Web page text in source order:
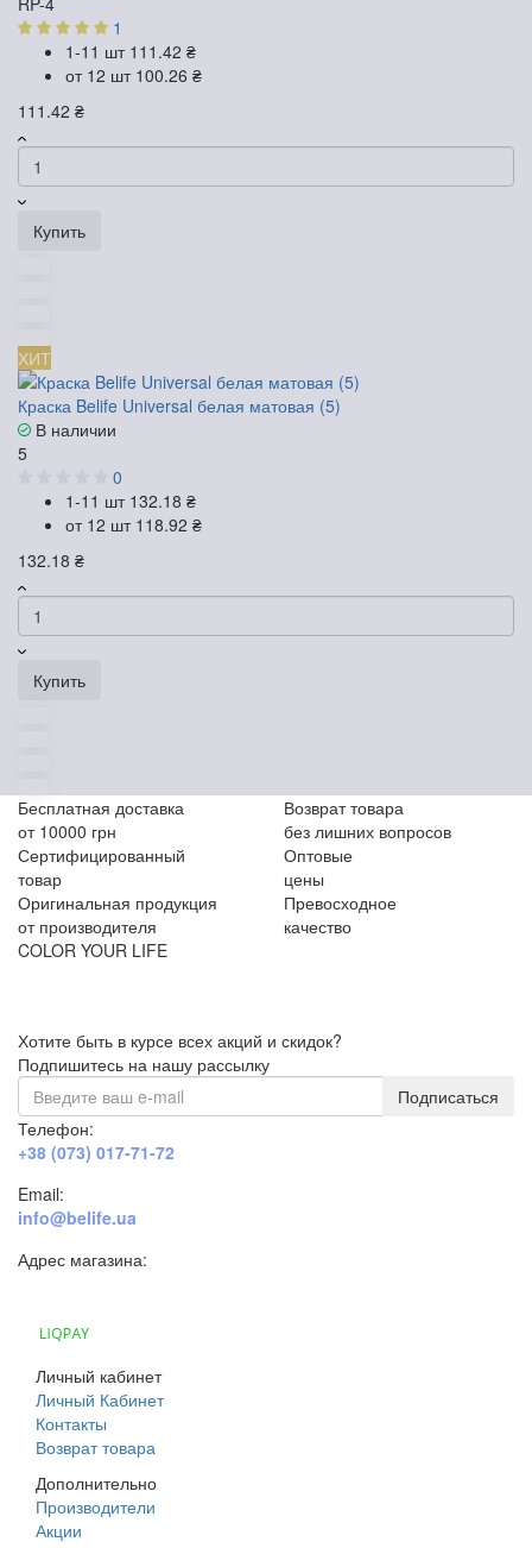
1
1-11 шт 111.42 ₴
от 12 шт 100.26 ₴
111.42 ₴
Купить
ХИТ
Краска Belife Universal белая матовая (5)
В наличии
5
0
1-11 шт 132.18 ₴
от 12 шт 118.92 ₴
132.18 ₴
Купить
Бесплатная доставка
от 10000 грн
Возврат товара
без лишних вопросов
Сертифицированный
товар
Оптовые
цены
Оригинальная продукция
от производителя
Превосходное
качество
COLOR YOUR LIFE
Хотите быть в курсе всех акций и скидок?
Подпишитесь на нашу рассылку
Подписаться
Телефон:
+38 (073) 017-71-72
Email:
info@belife.ua
Адрес магазина:
Личный кабинет
Личный Кабинет
Контакты
Возврат товара
Дополнительно
Производители
Акции